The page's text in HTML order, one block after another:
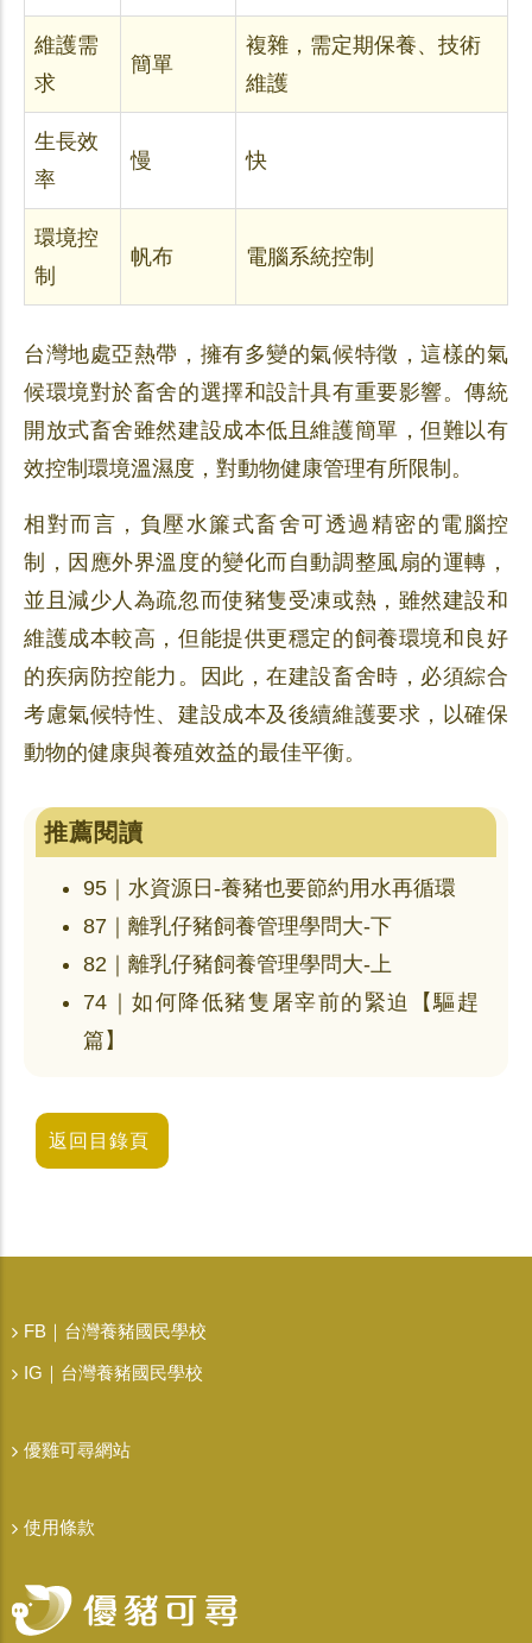
維護需
求
簡單
複雜，需定期保養、技術
維護
生長效
率
慢 快
環境控
制
帆布 電腦系統控制
台灣地處亞熱帶，擁有多變的氣候特徵，這樣的氣
候環境對於畜舍的選擇和設計具有重要影響。傳統
開放式畜舍雖然建設成本低且維護簡單，但難以有
效控制環境溫濕度，對動物健康管理有所限制。
相對而言，負壓水簾式畜舍可透過精密的電腦控
制，因應外界溫度的變化而自動調整風扇的運轉，
並且減少人為疏忽而使豬隻受凍或熱，雖然建設和
維護成本較高，但能提供更穩定的飼養環境和良好
的疾病防控能力。因此，在建設畜舍時，必須綜合
考慮氣候特性、建設成本及後續維護要求，以確保
動物的健康與養殖效益的最佳平衡。
推薦閱讀
95｜水資源日-養豬也要節約用水再循環
87｜離乳仔豬飼養管理學問大-下
82｜離乳仔豬飼養管理學問大-上
74｜如何降低豬隻屠宰前的緊迫【驅趕
篇】
返回目錄頁
FB｜台灣養豬國民學校
IG｜台灣養豬國民學校
優雞可尋網站
使用條款